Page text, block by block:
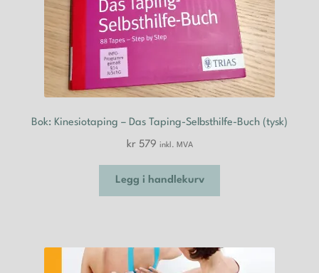
Bok: Kinesiotaping – Das Taping-Selbsthilfe-Buch (tysk)
kr579 inkl. MVA
Legg i handlekurv